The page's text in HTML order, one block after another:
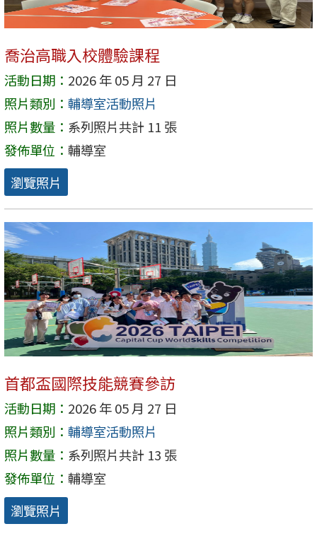
喬治高職入校體驗課程
活動日期： 2026 年 05 月 27 日
照片類別： 輔導室活動照片
照片數量： 系列照片共計 11 張
發佈單位： 輔導室
瀏覽照片
首都盃國際技能競賽參訪
活動日期： 2026 年 05 月 27 日
照片類別： 輔導室活動照片
照片數量： 系列照片共計 13 張
發佈單位： 輔導室
瀏覽照片